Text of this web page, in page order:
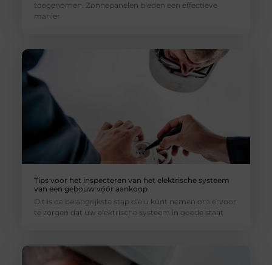
toegenomen. Zonnepanelen bieden een effectieve
manier
Tips voor het inspecteren van het elektrische systeem
van een gebouw vóór aankoop
Dit is de belangrijkste stap die u kunt nemen om ervoor
te zorgen dat uw elektrische systeem in goede staat